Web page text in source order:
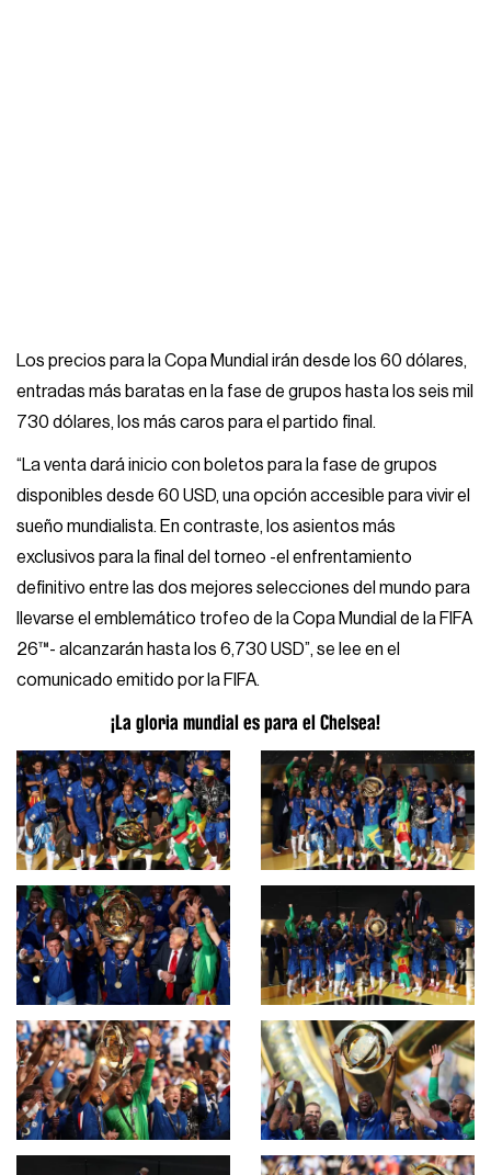
Los precios para la Copa Mundial irán desde los 60 dólares,
entradas más baratas en la fase de grupos hasta los seis mil
730 dólares, los más caros para el partido final.
“La venta dará inicio con boletos para la fase de grupos
disponibles desde 60 USD, una opción accesible para vivir el
sueño mundialista. En contraste, los asientos más
exclusivos para la final del torneo -el enfrentamiento
definitivo entre las dos mejores selecciones del mundo para
llevarse el emblemático trofeo de la Copa Mundial de la FIFA
26™- alcanzarán hasta los 6,730 USD”, se lee en el
comunicado emitido por la FIFA.
¡La gloria mundial es para el Chelsea!